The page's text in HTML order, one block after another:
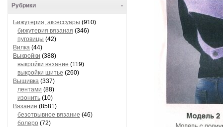
-
Рубрики
Бижутерия, аксессуары (910)
бижутерия вязаная (346)
пуговицы (42)
Вилка (44)
Выкройки (388)
выкройки вязание (119)
выкройки шитье (260)
Вышивка (337)
лентами (88)
изонить (10)
Вязание (8581)
безотрывное вязание (46)
болеро (72)